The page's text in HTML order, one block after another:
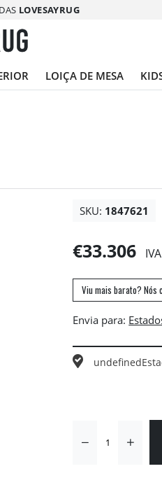
LOVESAYRUG
LOIÇA DE MESA
SKU: 1847621
€33.306
Viu mais barato?
Envia para:
undefined